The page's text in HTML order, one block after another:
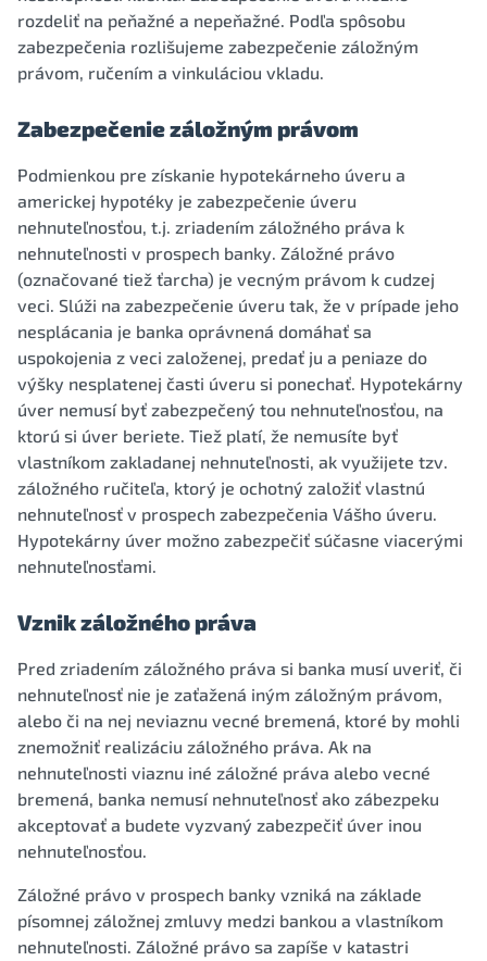
rozdeliť na peňažné a nepeňažné. Podľa spôsobu
zabezpečenia rozlišujeme zabezpečenie záložným
právom, ručením a vinkuláciou vkladu.
Zabezpečenie záložným právom
Podmienkou pre získanie hypotekárneho úveru a
americkej hypotéky je zabezpečenie úveru
nehnuteľnosťou, t.j. zriadením záložného práva k
nehnuteľnosti v prospech banky. Záložné právo
(označované tiež ťarcha) je vecným právom k cudzej
veci. Slúži na zabezpečenie úveru tak, že v prípade jeho
nesplácania je banka oprávnená domáhať sa
uspokojenia z veci založenej, predať ju a peniaze do
výšky nesplatenej časti úveru si ponechať. Hypotekárny
úver nemusí byť zabezpečený tou nehnuteľnosťou, na
ktorú si úver beriete. Tiež platí, že nemusíte byť
vlastníkom zakladanej nehnuteľnosti, ak využijete tzv.
záložného ručiteľa, ktorý je ochotný založiť vlastnú
nehnuteľnosť v prospech zabezpečenia Vášho úveru.
Hypotekárny úver možno zabezpečiť súčasne viacerými
nehnuteľnosťami.
Vznik záložného práva
Pred zriadením záložného práva si banka musí uveriť, či
nehnuteľnosť nie je zaťažená iným záložným právom,
alebo či na nej neviaznu vecné bremená, ktoré by mohli
znemožniť realizáciu záložného práva. Ak na
nehnuteľnosti viaznu iné záložné práva alebo vecné
bremená, banka nemusí nehnuteľnosť ako zábezpeku
akceptovať a budete vyzvaný zabezpečiť úver inou
nehnuteľnosťou.
Záložné právo v prospech banky vzniká na základe
písomnej záložnej zmluvy medzi bankou a vlastníkom
nehnuteľnosti. Záložné právo sa zapíše v katastri